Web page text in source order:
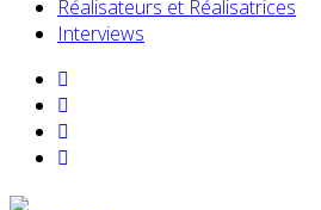
Réalisateurs et Réalisatrices
Interviews